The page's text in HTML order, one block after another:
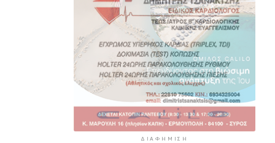
ΔΙΑΦΉΜΙΣΗ